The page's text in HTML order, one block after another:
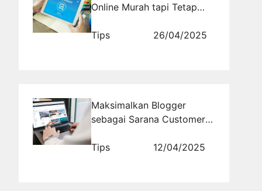
Online Murah tapi Tetap
Tips
26/04/2025
Maksimalkan Blogger
sebagai Sarana Customer
Tips
12/04/2025